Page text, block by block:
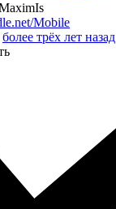
Mobile
более трёх лет назад